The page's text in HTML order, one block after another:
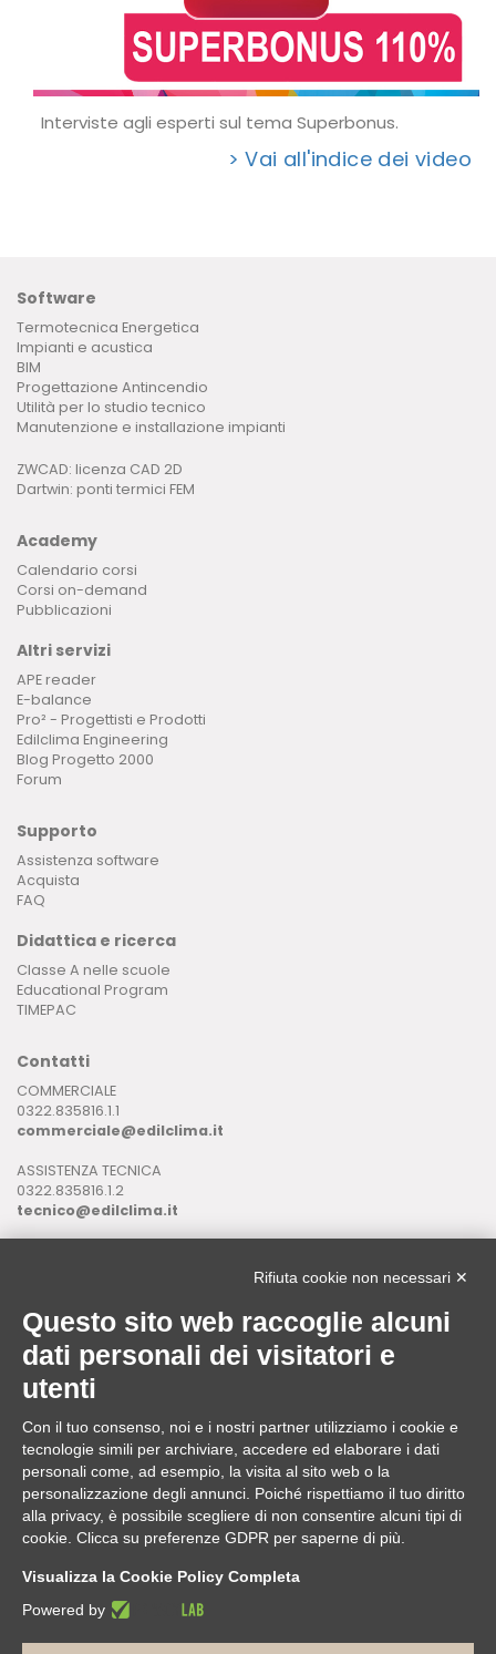
Interviste agli esperti sul tema Superbonus.
> Vai all'indice dei video
Software
Termotecnica Energetica
Impianti e acustica
BIM
Progettazione Antincendio
Utilità per lo studio tecnico
Manutenzione e installazione impianti
ZWCAD: licenza CAD 2D
Dartwin: ponti termici FEM
Academy
Calendario corsi
Corsi on-demand
Pubblicazioni
Altri servizi
APE reader
E-balance
Pro² - Progettisti e Prodotti
Edilclima Engineering
Blog Progetto 2000
Forum
Supporto
Assistenza software
Acquista
FAQ
Didattica e ricerca
Classe A nelle scuole
Educational Program
TIMEPAC
Contatti
COMMERCIALE
0322.835816.1.1
commerciale@edilclima.it
ASSISTENZA TECNICA
0322.835816.1.2
tecnico@edilclima.it
Download
Application Manager
Brochure
ASSISTENZA REMOTA
da utilizzare solo su richiesta di un operatore Edilclima
Rifiuta cookie non necessari ✕
Questo sito web raccoglie alcuni
dati personali dei visitatori e
utenti
Con il tuo consenso, noi e i nostri partner utilizziamo i cookie e
tecnologie simili per archiviare, accedere ed elaborare i dati
personali come, ad esempio, la visita al sito web o la
personalizzazione degli annunci. Poiché rispettiamo il tuo diritto
alla privacy, è possibile scegliere di non consentire alcuni tipi di
cookie. Clicca su preferenze GDPR per saperne di più.
Visualizza la Cookie Policy Completa
Powered by